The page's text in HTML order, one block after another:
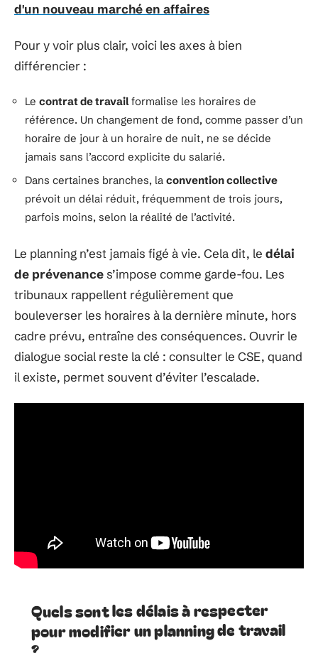
d'un nouveau marché en affaires
Pour y voir plus clair, voici les axes à bien
différencier :
Le contrat de travail formalise les horaires de
référence. Un changement de fond, comme passer d’un
horaire de jour à un horaire de nuit, ne se décide
jamais sans l’accord explicite du salarié.
Dans certaines branches, la convention collective
prévoit un délai réduit, fréquemment de trois jours,
parfois moins, selon la réalité de l’activité.
Le planning n’est jamais figé à vie. Cela dit, le délai
de prévenances’impose comme garde-fou. Les
tribunaux rappellent régulièrement que
bouleverser les horaires à la dernière minute, hors
cadre prévu, entraîne des conséquences. Ouvrir le
dialogue social reste la clé : consulter le CSE, quand
il existe, permet souvent d’éviter l’escalade.
Quels sont les délais à respecter
pour modifier un planning de travail